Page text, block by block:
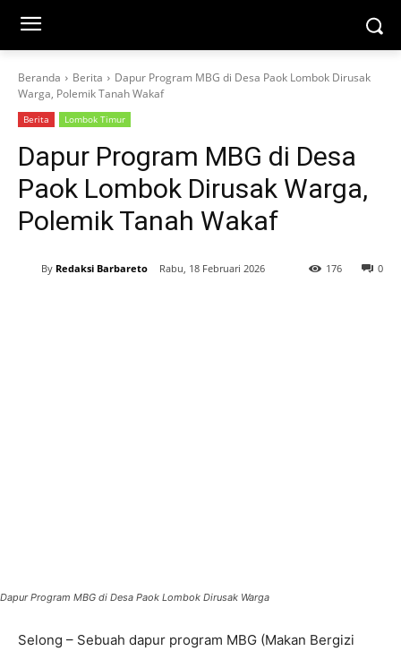
Beranda Berita
Dapur Program MBG di Desa Paok Lombok Dirusak
Warga, Polemik Tanah Wakaf
Berita Lombok Timur
Dapur Program MBG di Desa
Paok Lombok Dirusak Warga,
Polemik Tanah Wakaf
By Redaksi Barbareto Rabu, 18 Februari 2026 0
176
Dapur Program MBG di Desa Paok Lombok Dirusak Warga
Selong – Sebuah dapur program MBG (Makan Bergizi